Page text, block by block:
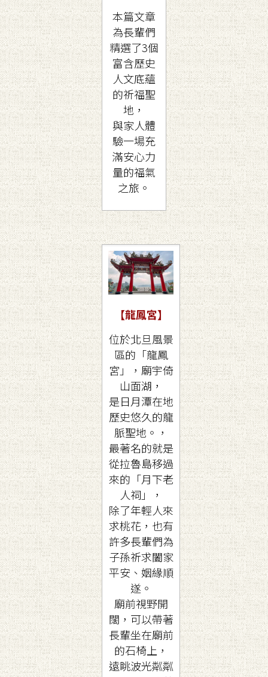
本篇文章
為長輩們
精選了3個
富含歷史
人文底蘊
的祈福聖
地，
與家人體
驗一場充
滿安心力
量的福氣
之旅。
【龍鳳宮】
位於北旦風景
區的「龍鳳
宮」，廟宇倚
山面湖，
是日月潭在地
歷史悠久的龍
脈聖地。，
最著名的就是
從拉魯島移過
來的「月下老
人祠」，
除了年輕人來
求桃花，也有
許多長輩們為
子孫祈求闔家
平安、姻緣順
遂。
廟前視野開
闊，可以帶著
長輩坐在廟前
的石椅上，
遠眺波光粼粼